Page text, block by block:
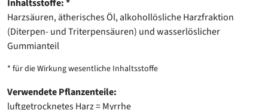
Inhaltsstoffe: *
Harzsäuren, ätherisches Öl, alkohollösliche Harzfraktion
(Diterpen- und Triterpensäuren) und wasserlöslicher
Gummianteil
* für die Wirkung wesentliche Inhaltsstoffe
Verwendete Pflanzenteile:
luftgetrocknetes Harz = Myrrhe